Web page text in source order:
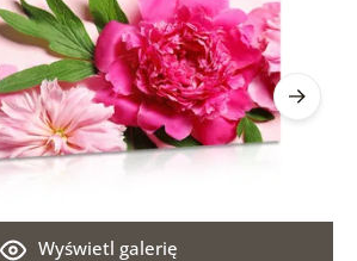
Wyświetl galerię